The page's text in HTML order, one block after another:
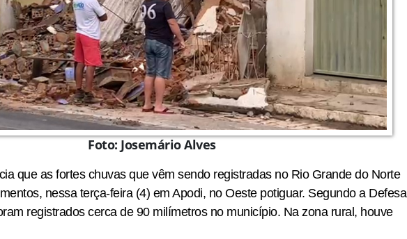
Foto: Josemário Alves
que as fortes chuvas que vêm sendo registradas no Rio Grande do Norte
nessa terça-feira (4) em Apodi, no Oeste potiguar. Segundo a Defesa
registrados cerca de 90 milímetros no município. Na zona rural, houve